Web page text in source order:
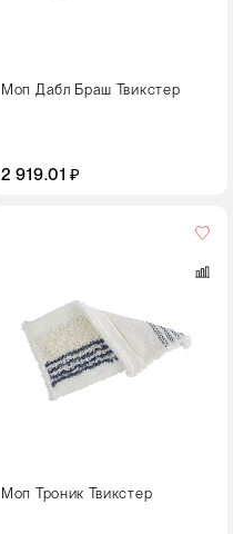
Моп Дабл Браш Твикстер
2 919.01 ₽
Моп Троник Твикстер